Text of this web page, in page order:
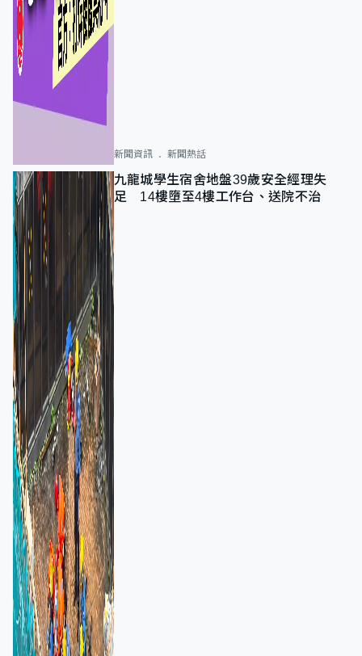
新聞資訊 新聞熱話
九龍城學生宿舍地盤39歲安全經理失
足 14樓墮至4樓工作台、送院不治